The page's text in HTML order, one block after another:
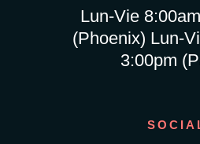
Lun-Vie
(Phoenix) Lun-
3:00pm